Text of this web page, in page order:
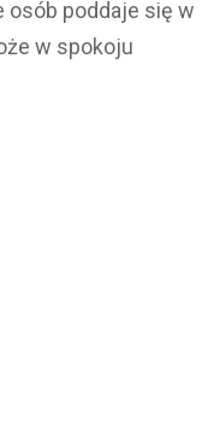
osób poddaje się w
w spokoju